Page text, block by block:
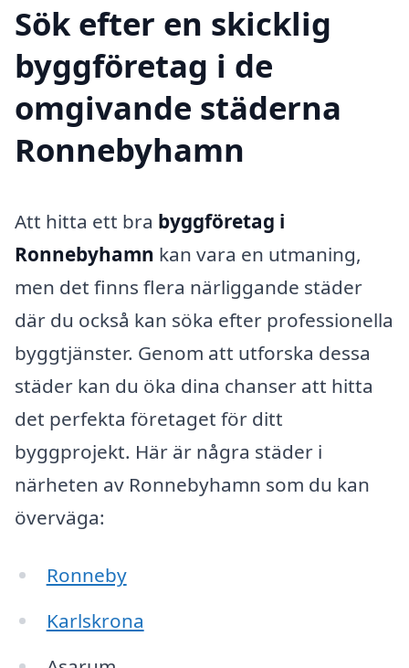
Sök efter en skicklig
byggföretag i de
omgivande städerna
Ronnebyhamn
Att hitta ett bra byggföretag i
Ronnebyhamn kan vara en utmaning,
men det finns flera närliggande städer
där du också kan söka efter professionella
byggtjänster. Genom att utforska dessa
städer kan du öka dina chanser att hitta
det perfekta företaget för ditt
byggprojekt. Här är några städer i
närheten av Ronnebyhamn som du kan
överväga:
Ronneby
Karlskrona